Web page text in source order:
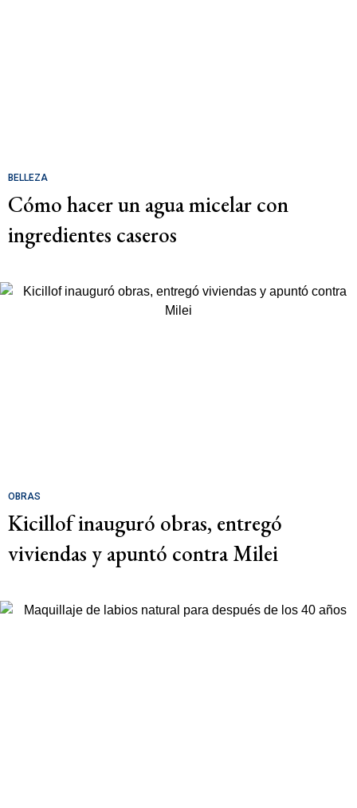
BELLEZA
Cómo hacer un agua micelar con
ingredientes caseros
OBRAS
Kicillof inauguró obras, entregó
viviendas y apuntó contra Milei